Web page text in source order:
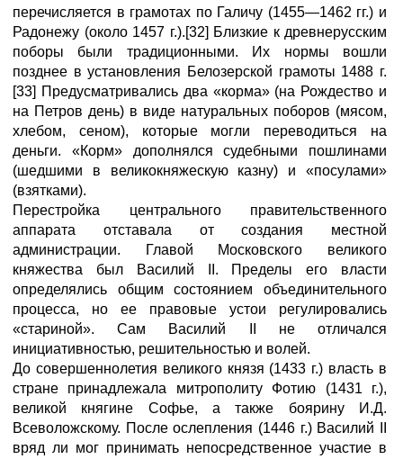
перечисляется в грамотах по Галичу (1455—1462 гг.) и
Радонежу (около 1457 г.).[32] Близкие к древнерусским
поборы были традиционными. Их нормы вошли
позднее в установления Белозерской грамоты 1488 г.
[33] Предусматривались два «корма» (на Рождество и
на Петров день) в виде натуральных поборов (мясом,
хлебом, сеном), которые могли переводиться на
деньги. «Корм» дополнялся судебными пошлинами
(шедшими в великокняжескую казну) и «посулами»
(взятками).
Перестройка центрального правительственного
аппарата отставала от создания местной
администрации. Главой Московского великого
княжества был Василий II. Пределы его власти
определялись общим состоянием объединительного
процесса, но ее правовые устои регулировались
«стариной». Сам Василий II не отличался
инициативностью, решительностью и волей.
До совершеннолетия великого князя (1433 г.) власть в
стране принадлежала митрополиту Фотию (1431 г.),
великой княгине Софье, а также боярину И.Д.
Всеволожскому. После ослепления (1446 г.) Василий II
вряд ли мог принимать непосредственное участие в